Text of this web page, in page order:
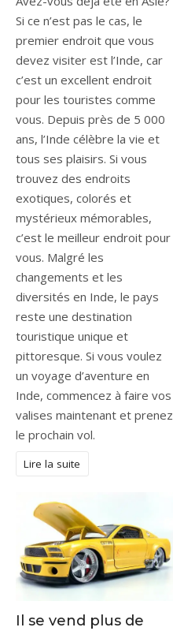
Si ce n’est pas le cas, le
premier endroit que vous
devez visiter est l’Inde, car
c’est un excellent endroit
pour les touristes comme
vous. Depuis près de 5 000
ans, l’Inde célèbre la vie et
tous ses plaisirs. Si vous
trouvez des endroits
exotiques, colorés et
mystérieux mémorables,
c’est le meilleur endroit pour
vous. Malgré les
changements et les
diversités en Inde, le pays
reste une destination
touristique unique et
pittoresque. Si vous voulez
un voyage d’aventure en
Inde, commencez à faire vos
valises maintenant et prenez
le prochain vol.
Lire la suite
Il se vend plus de